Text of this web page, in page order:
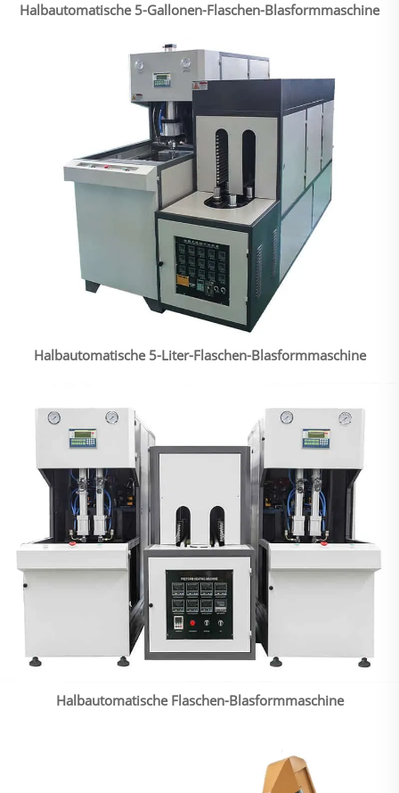
Halbautomatische 5-Gallonen-Flaschen-Blasformmaschine
Halbautomatische 5-Liter-Flaschen-Blasformmaschine
Halbautomatische Flaschen-Blasformmaschine